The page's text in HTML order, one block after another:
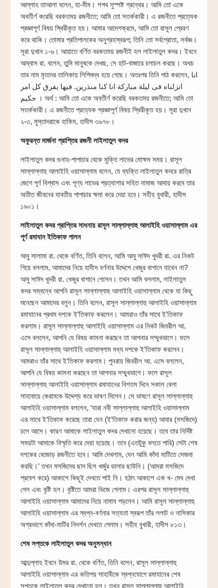
আল্লাহ তাআলা বলেন, হা-মীম। শপথ সুস্পষ্ট গ্রন্থের। আমি তো একে
অবতীর্ণ করেছি বরকতময় রজনীতে; আমি তো সতর্ককারী। এ রজনীতে প্রত্যেক
প্রজ্ঞাপূর্ণ বিষয় স্থিরীকৃত হয়। আমার আদেশক্রমে, আমি তো রাসূল প্রেরণ
করে থাকি। তোমার প্রতিপালকের অনুগ্রহস্বরূপ; তিনি তো সর্বশ্রোতা, সর্বজ্ঞ।
সূরা দুখান ১-৬। আয়াতে বর্ণিত বরকতময় রজনীই হল লাইলাতুল কদর। ইবনে
আব্বাস রা. বলেন, তুমি মানুষকে দেখছ, সে হাট-বাজারে চলাচল করছে। অথচ
তার নাম মৃতদের তালিকায় লিপিবদ্ধ হয়ে গেছে। অতঃপর তিনি পাঠ করলেন, انا
انزلناه فى ليلة مباركة انا كنا منذرين. فيها يفرق كل امر
حكيم । অর্থ : আমি তো একে অবতীর্ণ করেছি বরকতময় রজনীতে; আমি তো
সতর্ককারী। এ রজনীতে প্রত্যেক প্রজ্ঞাপূর্ণ বিষয় স্থিরীকৃত হয়। সূরা দুখান
২-৩, মুস্তাদরাকে হাকিম, হাদীস ৩৬৭৮।
অফুরন্ত মার্জনা প্রাপ্তির রজনী লাইলাতুল কদর
লাইলাতুল কদর গুনাহ-পাপাচার থেকে মুক্তি লাভের মোক্ষম সময়। রাসূল
সাল্লাল্লাহু আলাইহি ওয়াসাল্লাম বলেন, যে ব্যক্তি লাইলাতুল কদরে রাত্রি
জেগে পূর্ণ বিশ্বাস এবং পূণ্য লাভের প্রত্যাশার সহিত নামাজ আদায় করবে তার
অতীত জীবনের যাবতীয় পাপাচার ক্ষমা করে দেয়া হবে। সহীহ বুখারী, হাদীস
১৯০১।
লাইলাতুল কদর প্রাপ্তির সাধনায় রাসূল সাল্লাল্লাহু আলাইহি ওয়াসাল্লাম এর
পূর্ণ রমাযান ইতিকাফ পালন
আবু সালামা রা. থেকে বর্ণিত, তিনি বলেন, আমি আবু সাঈদ খুদরী রা. এর নিকট
গিয়ে বললাম, আমাদের নিয়ে হাদীস বর্ণনার উদ্দেশে খেজুর বাগানে যাবেন না?
আবু সাঈদ খুদরী রা. খেজুর বাগানে গেলেন। তখন আমি বললাম, লাইলাতুল
কদর সম্বন্ধে আপনি রাসূল সাল্লাল্লাহু আলাইহি ওয়াসাল্লাম থেকে যা কিছু
শুনেছেন আমাদের বলুন। তিনি বলেন, রাসূল সাল্লাল্লাহু আলাইহি ওয়াসাল্লাম
রমাযানের প্রথম দশকে ই’তিকাফ করলেন। আমরাও তাঁর সাথে ই’তিকাফ
করলাম। রাসূল সাল্লাল্লাহু আলাইহি ওয়াসাল্লাম এর নিকট জিবরীল আ.
এসে বললেন, আপনি যে বিষয় কামনা করছেন তা আপনার সম্মুখভাগে। ফলে
রাসূল সাল্লাল্লাহু আলাইহি ওয়াসাল্লাম মধ্য দশকে ই’তিকাফ করলেন।
আমরাও তাঁর সাথে ই’তিকাফ করলাম। পুনরায় জিবরীল আ. এসে বললেন,
আপনি যে বিষয় কামনা করছেন তা আপনার সম্মুখভাগে। ফলে রাসূল
সাল্লাল্লাহু আলাইহি ওয়াসাল্লাম রমাযানের বিশতম দিনে সকাল বেলা
সাহাবায়ে কেরামকে উদ্দেশ্য করে ভাষণ দিলেন। সে ভাষণে রাসূল সাল্লাল্লাহু
আলাইহি ওয়াসাল্লাম বললেন, ‘যারা নবী সাল্লাল্লাহু আলাইহি ওয়াসাল্লাম
এর সাথে ই’তিকাফ করেছে তারা যেন (ই’তিকাফ করার জন্য) আবার (মসজিদে)
চলে আসে। কারণ আমাকে লাইলাতুল কদর দেখানো হয়েছে। তবে তার নির্দিষ্ট
সময়টা আমাকে বিস্মৃতি করে দেয়া হয়েছে। তবে (এতটুকু বলতে পারি) সেটা শেষ
দশকের বেজোড় রজনীতে হবে। আমি দেখলাম, যেন আমি কাঁদা মাটিতে সেজদা
করছি।’ তখন মসজিদের ছাদ ছিল খর্জুর ডালার ছাউনি। (আমরা মসজিদে
প্রবেশ করে) আকাশে কিছুই দেখতে পাই নি। হঠাৎ আকাশে এক খ- মেঘ দেখা
গেল এবং বৃষ্টি হল। বৃষ্টিতে আমরা ভিজে গেলাম। এরপর রাসূল সাল্লাল্লাহু
আলাইহি ওয়াসাল্লাম আমাদের নিয়ে নামায পড়লেন। আমি রাসূল সাল্লাল্লাহু
আলাইহি ওয়াসাল্লাম এর স্বপ্ন-বর্ণনার সত্যতা স্বরূপ তাঁর ললাট ও নাসিকার
অগ্রভাগে কাঁদা-মাটির নিদর্শন দেখতে পেলাম। সহীহ বুখারী, হাদীস ৮১৩।
শেষ সপ্তকে লাইলাতুল কদর অনুসন্ধান
আব্দুল্লাহ ইবনে উমর রা. থেকে বর্ণিত, তিনি বলেন, রাসূল সাল্লাল্লাহু
আলাইহি ওয়াসাল্লাম এর কতিপয় সাহাবীকে স্বপ্নযোগে রমাযানের শেষ
সপ্তকে লাইলাতুল কদর দেখানো হল। তখন রাসূল সাল্লাল্লাহু আলাইহি